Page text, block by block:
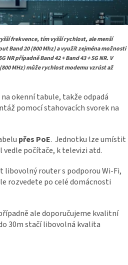
frekvence, tím vyšší rychlost, ale menší
Band 20 (800 Mhz) a využít zejména možnosti
NR případně Band 42 + Band 43 + 5G NR. V
MHz) může rychlost modemu vzrúst až
okenní tabule, takže odpadá
pomocí stahovacích svorek na
přes PoE. Jednotku lze umístit
počítače, k televizi atd.
libovolný router s podporou Wi-Fi,
rozvedete po celé domácnosti
ale doporučujeme kvalitní
30m stačí libovolná kvalita